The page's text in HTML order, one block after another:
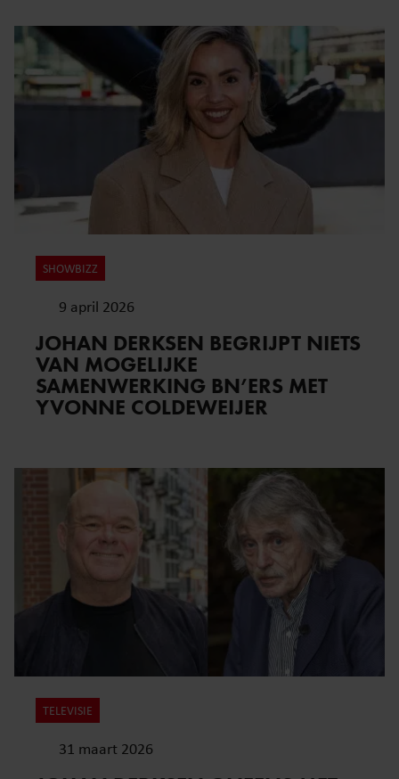
SHOWBIZZ
9 april 2026
JOHAN DERKSEN BEGRIJPT NIETS
VAN MOGELIJKE
SAMENWERKING BN’ERS MET
YVONNE COLDEWEIJER
TELEVISIE
31 maart 2026